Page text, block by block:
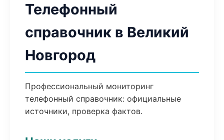
Телефонный
справочник в Великий
Новгород
Профессиональный мониторинг
телефонный справочник: официальные
источники, проверка фактов.